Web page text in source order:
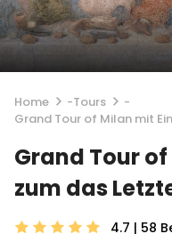
Home -Tours
-
Grand Tour of Milan mit
Grand Tour
zum das
4.7 | 58